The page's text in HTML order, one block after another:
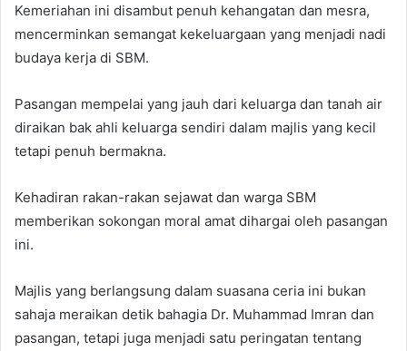
Kemeriahan ini disambut penuh kehangatan dan mesra,
mencerminkan semangat kekeluargaan yang menjadi nadi
budaya kerja di SBM.
Pasangan mempelai yang jauh dari keluarga dan tanah air
diraikan bak ahli keluarga sendiri dalam majlis yang kecil
tetapi penuh bermakna.
Kehadiran rakan-rakan sejawat dan warga SBM
memberikan sokongan moral amat dihargai oleh pasangan
ini.
Majlis yang berlangsung dalam suasana ceria ini bukan
sahaja meraikan detik bahagia Dr. Muhammad Imran dan
pasangan, tetapi juga menjadi satu peringatan tentang